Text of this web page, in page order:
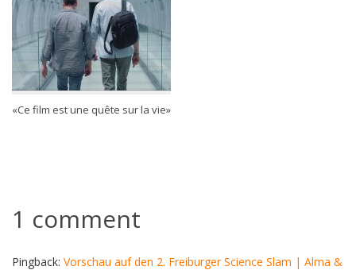
«Ce film est une quête sur la vie»
1 comment
Pingback: Vorschau auf den 2. Freiburger Science Slam | Alma &